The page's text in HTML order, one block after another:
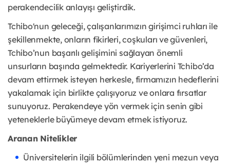
perakendecilik anlayışı geliştirdik.
Tchibo'nun geleceği, çalışanlarımızın girişimci ruhları ile
şekillenmekte, onların fikirleri, coşkuları ve güvenleri,
Tchibo’nun başarılı gelişimini sağlayan önemli
unsurların başında gelmektedir. Kariyerlerini Tchibo’da
devam ettirmek isteyen herkesle, firmamızın hedeflerini
yakalamak için birlikte çalışıyoruz ve onlara fırsatlar
sunuyoruz. Perakendeye yön vermek için senin gibi
yeteneklerle büyümeye devam etmek istiyoruz.
Aranan Nitelikler
Üniversitelerin ilgili bölümlerinden yeni mezun veya